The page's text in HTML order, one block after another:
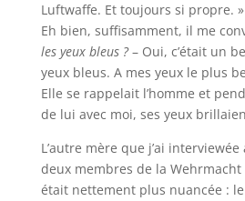
Luftwaffe. Et toujours si propre.
Eh bien, suffisamment, il me
les yeux bleus ?– Oui, c’était un
yeux bleus. A mes yeux le plus
Elle se rappelait l’homme et
de lui avec moi, ses yeux
L’autre mère que j’ai
deux membres de la
était nettement plus nuancée :